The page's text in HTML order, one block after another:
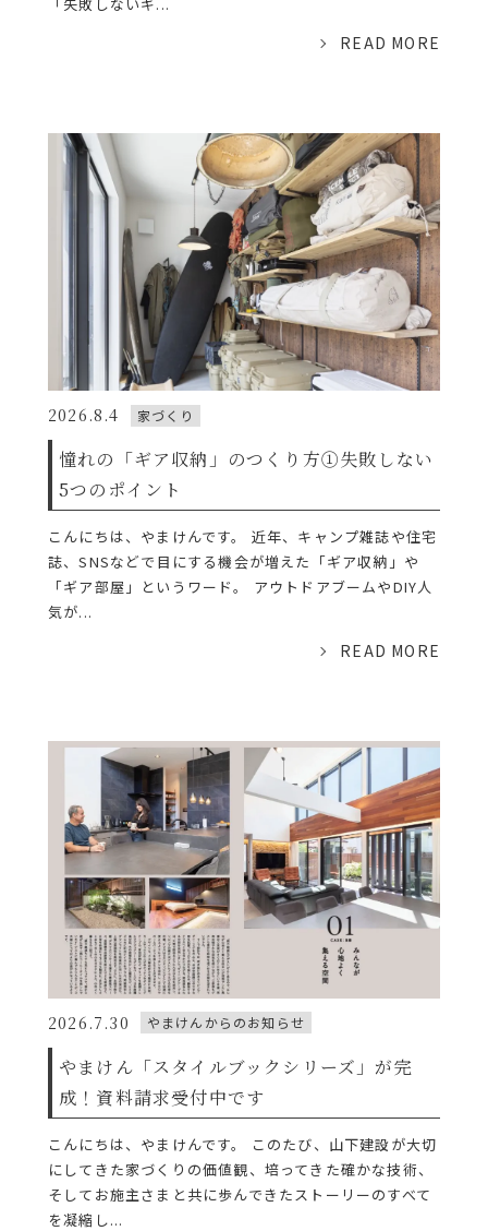
「失敗しないギ...
READ MORE
2026.8.4 家づくり
憧れの「ギア収納」のつくり方①失敗しない
5つのポイント
こんにちは、やまけんです。 近年、キャンプ雑誌や住宅
誌、SNSなどで目にする機会が増えた「ギア収納」や
「ギア部屋」というワード。 アウトドアブームやDIY人
気が...
READ MORE
2026.7.30 やまけんからのお知らせ
やまけん「スタイルブックシリーズ」が完
成！資料請求受付中です
こんにちは、やまけんです。 このたび、山下建設が大切
にしてきた家づくりの価値観、培ってきた確かな技術、
そしてお施主さまと共に歩んできたストーリーのすべて
を凝縮し...